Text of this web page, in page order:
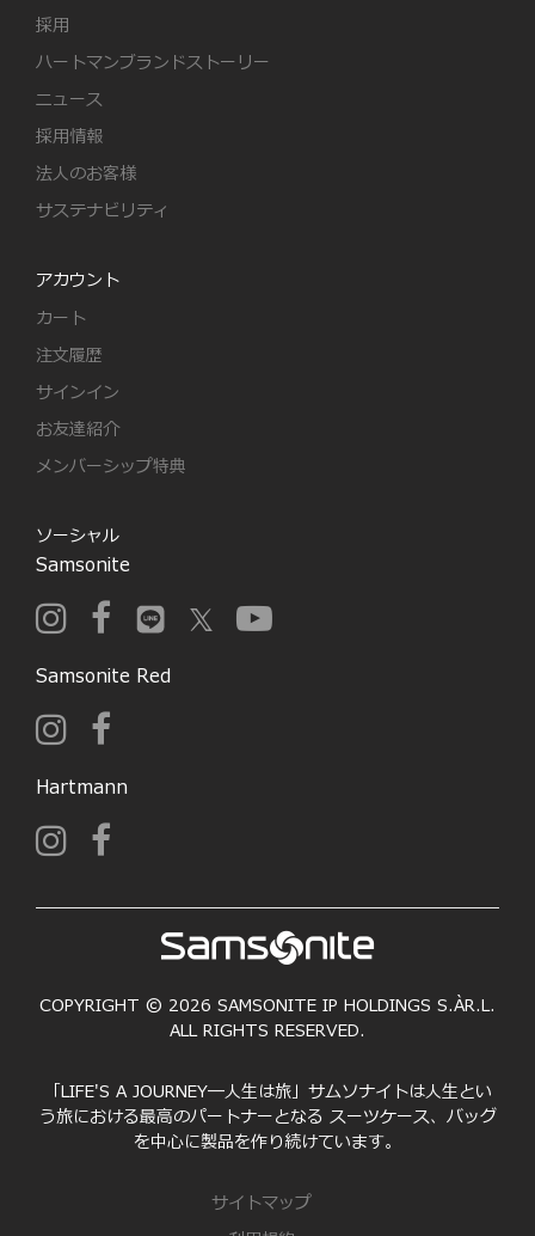
採用
ハートマンブランドストーリー
ニュース
採用情報
法人のお客様
サステナビリティ
アカウント
カート
注文履歴
サインイン
お友達紹介
メンバーシップ特典
ソーシャル
Samsonite
Samsonite Red
Hartmann
COPYRIGHT © 2026 SAMSONITE IP HOLDINGS S.ÀR.L.
ALL RIGHTS RESERVED.
「LIFE'S A JOURNEY―人生は旅」サムソナイトは人生とい
う旅における最高のパートナーとなる スーツケース、バッグ
を中心に製品を作り続けています。
サイトマップ